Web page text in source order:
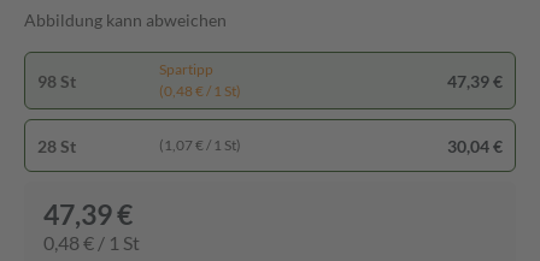
Abbildung kann abweichen
98 St
Spartipp
(0,48 € / 1 St)
47,39 €
28 St (1,07 € / 1 St) 30,04 €
47,39 €
0,48 € / 1 St